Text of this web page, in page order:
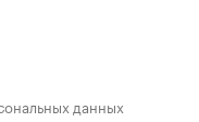
данных